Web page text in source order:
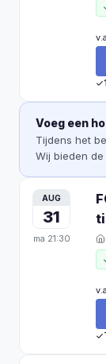
Voeg een
Tijdens het
Wij bieden
AUG
31
ma 21:30